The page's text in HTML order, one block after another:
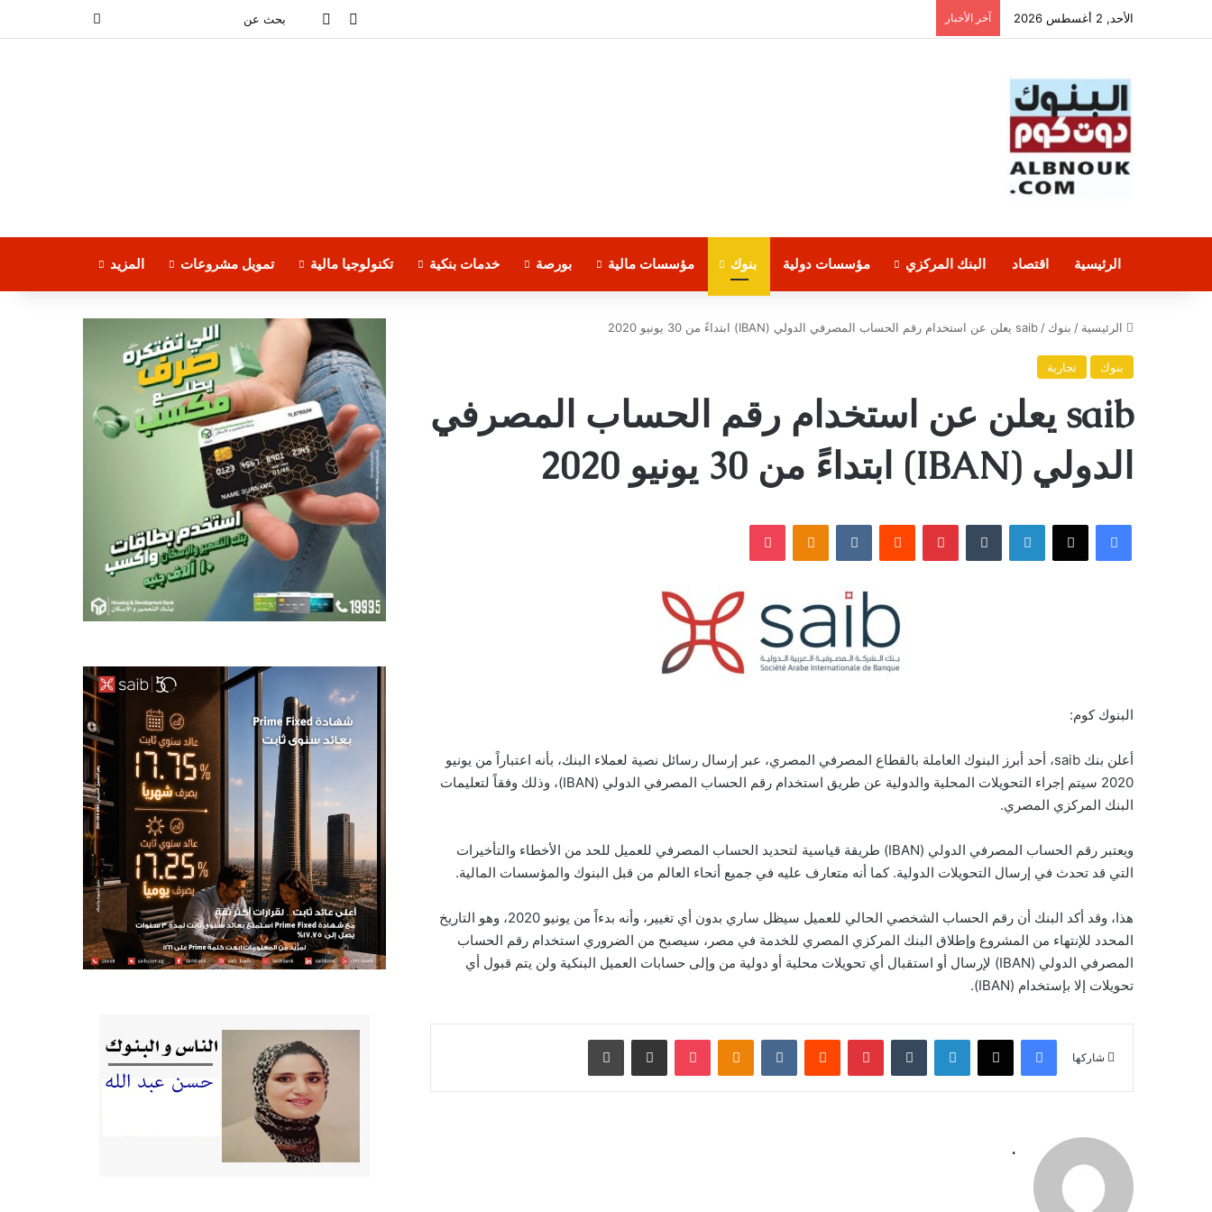
الأحد, 2 أغسطس 2026 آخر الأخبار فيسبوك‫YouTube
الرئيسية اقتصاد البنك المركزي مؤسسات دولية بنوك مؤسسات مالية بورصة خدمات بنكية تكنولوجيا مالية تمويل مشروعات المزيد
الرئيسية / بنوك / saib يعلن عن استخدام رقم الحساب المصرفي الدولي (IBAN) ابتداءً من 30 يونيو 2020
بنوك تجارية
saib يعلن عن استخدام رقم الحساب المصرفي
الدولي (IBAN) ابتداءً من 30 يونيو 2020
فيسبوك ‫X لينكدإن بينتيريست Odnoklassniki
‫Pocket
البنوك كوم:
أعلن بنك saib، أحد أبرز البنوك العاملة بالقطاع المصرفي المصري، عبر إرسال رسائل نصية لعملاء البنك، بأنه اعتباراً من يونيو
2020 سيتم إجراء التحويلات المحلية والدولية عن طريق استخدام رقم الحساب المصرفي الدولي (IBAN)، وذلك وفقاً لتعليمات
البنك المركزي المصري.
ويعتبر رقم الحساب المصرفي الدولي (IBAN) طريقة قياسية لتحديد الحساب المصرفي للعميل للحد من الأخطاء والتأخيرات
التي قد تحدث في إرسال التحويلات الدولية. كما أنه متعارف عليه في جميع أنحاء العالم من قبل البنوك والمؤسسات المالية.
هذا، وقد أكد البنك أن رقم الحساب الشخصي الحالي للعميل سيظل ساري بدون أي تغيير، وأنه بدءاً من يونيو 2020، وهو التاريخ
المحدد للإنتهاء من المشروع وإطلاق البنك المركزي المصري للخدمة في مصر، سيصبح من الضروري استخدام رقم الحساب
المصرفي الدولي (IBAN) لإرسال أو استقبال أي تحويلات محلية أو دولية من وإلى حسابات العميل البنكية ولن يتم قبول أي
تحويلات إلا بإستخدام (IBAN).
شاركها
فيسبوك ‫X لينكدإن بينتيريست Odnoklassniki
‫Pocket مشاركة عبر البريد طباعة
.